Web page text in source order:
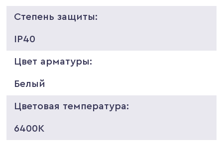
Степень защиты:
IP40
Цвет арматуры:
Белый
Цветовая температура:
6400K